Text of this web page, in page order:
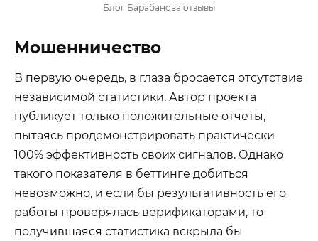
Блог Барабанова отзывы
Мошенничество
В первую очередь, в глаза бросается отсутствие
независимой статистики. Автор проекта
публикует только положительные отчеты,
пытаясь продемонстрировать практически
100% эффективность своих сигналов. Однако
такого показателя в беттинге добиться
невозможно, и если бы результативность его
работы проверялась верификаторами, то
получившаяся статистика вскрыла бы